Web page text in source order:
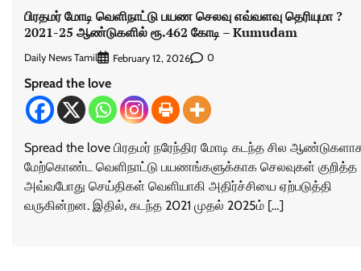
பிரதமர் மோடி வெளிநாட்டு பயண செலவு எவ்வளவு தெரியுமா ?
2021-25 ஆண்டுகளில் ரூ.462 கோடி – Kumudam
Daily News Tamil February 12, 2026 0
Spread the love
Spread the love பிரதமர் நரேந்திர மோடி கடந்த சில
மேற்கொண்ட வெளிநாட்டு பயணங்களுக்காக செலவுகள் குறித்த
அவ்வபோது செய்திகள் வெளியாகி அதிர்ச்சியை ஏற்படுத்தி
வருகின்றன. இதில், கடந்த 2021 முதல் 2025ம் […]